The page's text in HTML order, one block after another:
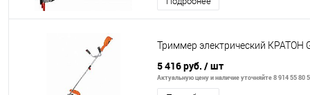
Триммер электрический КРАТОН
5 416 руб. / шт
Актуальную цену и наличие уточняйте 8 914 55 80